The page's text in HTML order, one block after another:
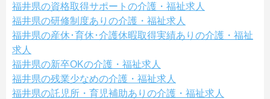
福井県の資格取得サポートの介護・福祉求人
福井県の研修制度ありの介護・福祉求人
福井県の産休･育休･介護休暇取得実績ありの介護・福祉
求人
福井県の新卒OKの介護・福祉求人
福井県の残業少なめの介護・福祉求人
福井県の託児所・育児補助ありの介護・福祉求人